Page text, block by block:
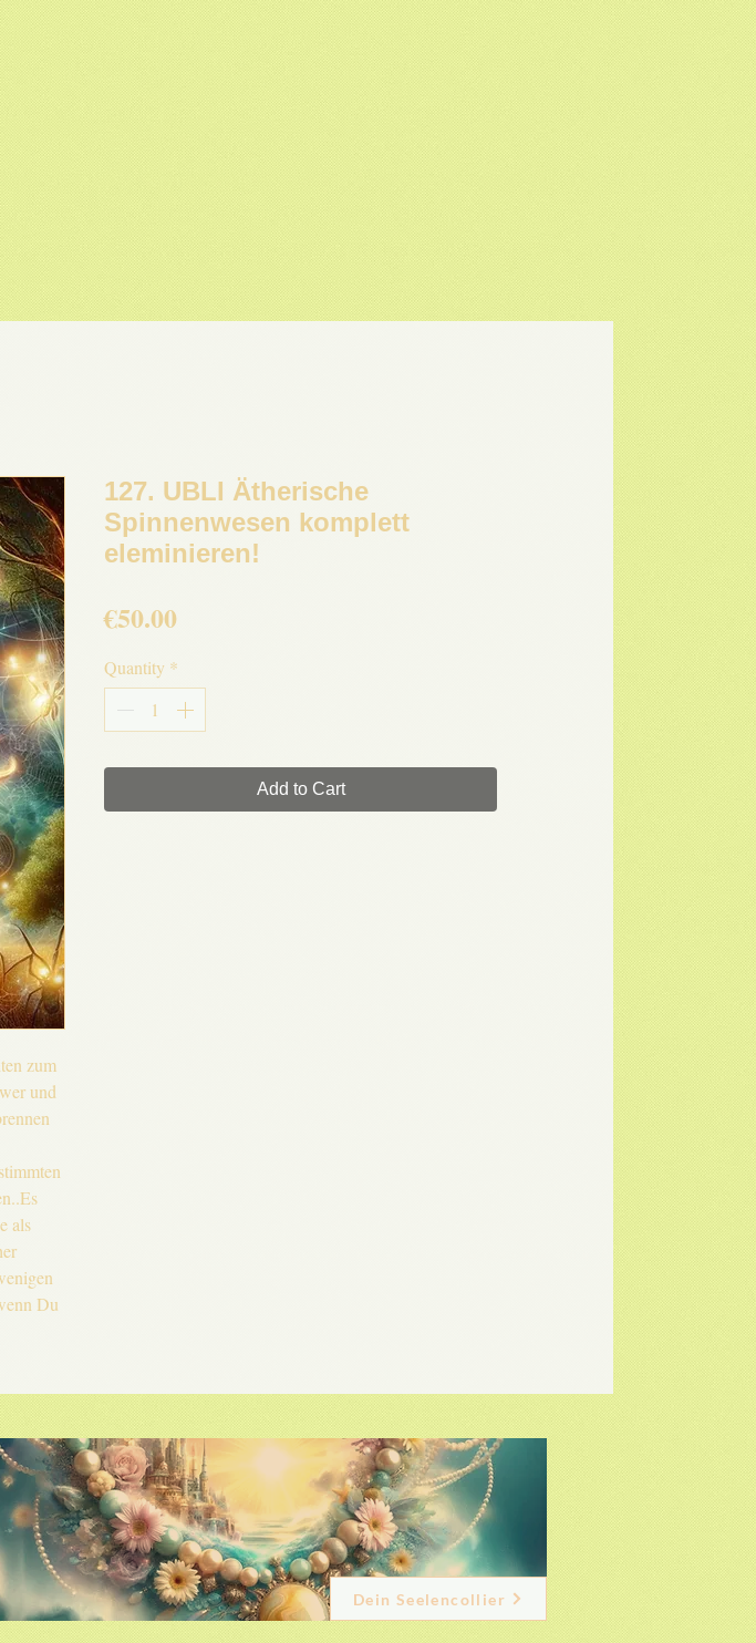
zum
und
als
Du
127. UBLI Ätherische
Spinnenwesen komplett
eleminieren!
€50.00Price
Quantity *
Add to Cart
Dein Seelencollier